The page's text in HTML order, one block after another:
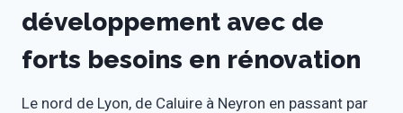
développement avec de
forts besoins en rénovation
Le nord de Lyon, de Caluire à Neyron en passant par